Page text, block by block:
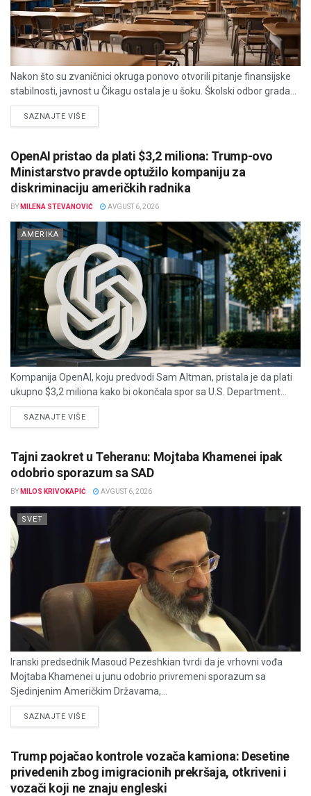
Nakon što su zvaničnici okruga ponovo otvorili pitanje finansijske
stabilnosti, javnost u Čikagu ostala je u šoku. Školski odbor grada...
SAZNAJTE VIŠEDETAILS
OpenAI pristao da plati $3,2 miliona: Trump-ovo
Ministarstvo pravde optužilo kompaniju za
diskriminaciju američkih radnika
BY MILENA STEVANOVIĆ AVGUST 6, 2026
AMERIKA
Kompanija OpenAI, koju predvodi Sam Altman, pristala je da plati
ukupno $3,2 miliona kako bi okončala spor sa U.S. Department...
SAZNAJTE VIŠEDETAILS
Tajni zaokret u Teheranu: Mojtaba Khamenei ipak
odobrio sporazum sa SAD
BY MILOS KRIVOKAPIĆ AVGUST 6, 2026
SVET
Iranski predsednik Masoud Pezeshkian tvrdi da je vrhovni vođa
Mojtaba Khamenei u junu odobrio privremeni sporazum sa
Sjedinjenim Američkim Državama,...
SAZNAJTE VIŠEDETAILS
Trump pojačao kontrole vozača kamiona: Desetine
privedenih zbog imigracionih prekršaja, otkriveni i
vozači koji ne znaju engleski